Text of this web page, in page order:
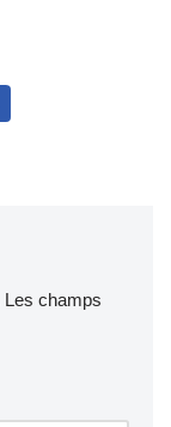
Les champs